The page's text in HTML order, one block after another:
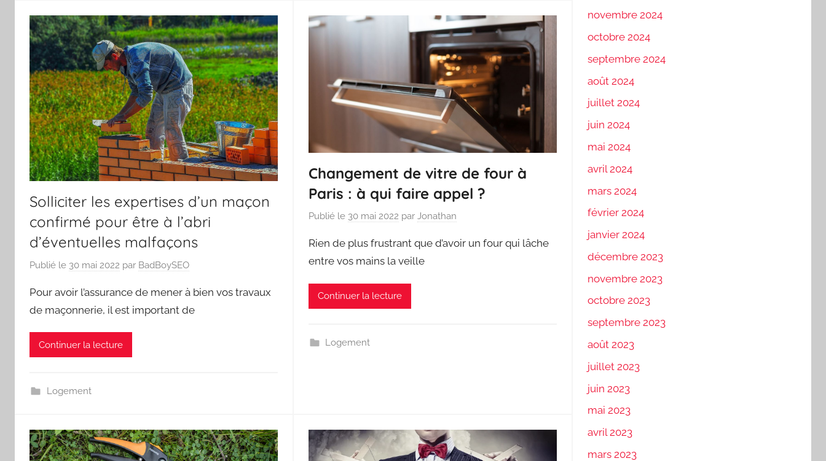
Solliciter les expertises d’un maçon
confirmé pour être à l’abri
d’éventuelles malfaçons
Publié le 30 mai 2022 par BadBoySEO
Pour avoir l’assurance de mener à bien vos travaux
de maçonnerie, il est important de
Continuer la lecture
Logement
Changement de vitre de four à
Paris : à qui faire appel ?
Publié le 30 mai 2022 par Jonathan
Rien de plus frustrant que d’avoir un four qui lâche
entre vos mains la veille
Continuer la lecture
Logement
novembre 2024
octobre 2024
septembre 2024
août 2024
juillet 2024
juin 2024
mai 2024
avril 2024
mars 2024
février 2024
janvier 2024
décembre 2023
novembre 2023
octobre 2023
septembre 2023
août 2023
juillet 2023
juin 2023
mai 2023
avril 2023
mars 2023